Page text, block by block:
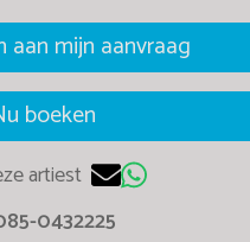
aan mijn aanvraag
boeken
artiest
0432225